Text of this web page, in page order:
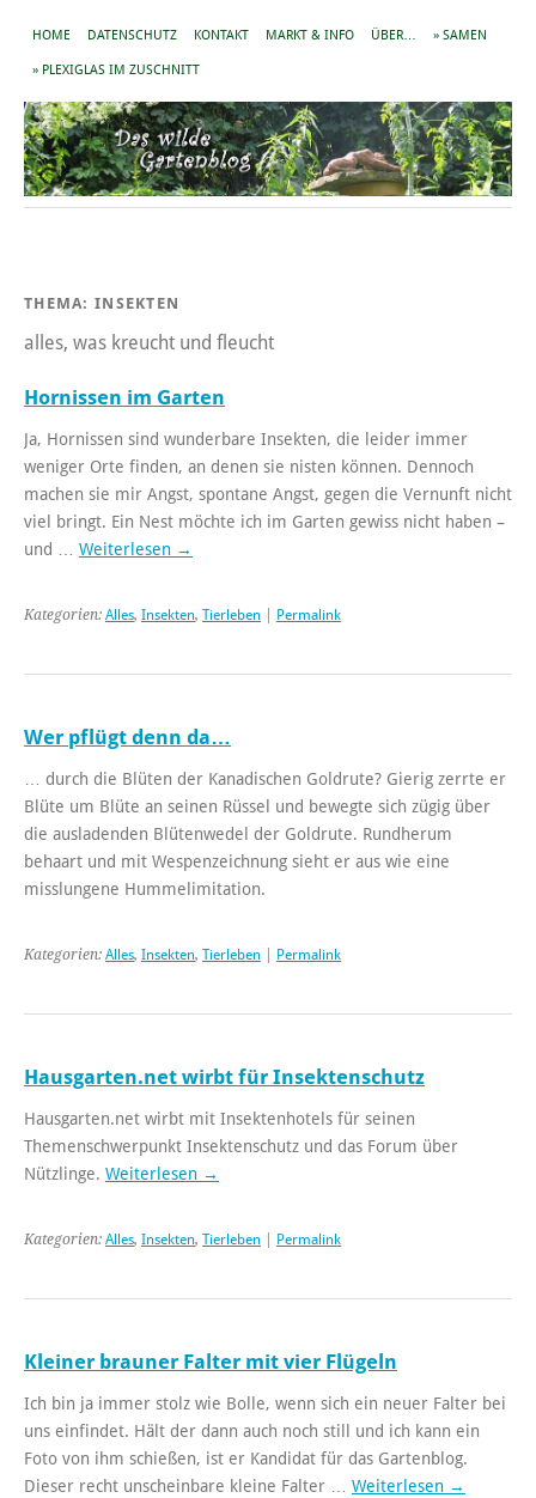
HOME DATENSCHUTZ KONTAKT MARKT & INFO ÜBER… » SAMEN
» PLEXIGLAS IM ZUSCHNITT
THEMA: INSEKTEN
alles, was kreucht und fleucht
Hornissen im Garten
Ja, Hornissen sind wunderbare Insekten, die leider immer
weniger Orte finden, an denen sie nisten können. Dennoch
machen sie mir Angst, spontane Angst, gegen die Vernunft nicht
viel bringt. Ein Nest möchte ich im Garten gewiss nicht haben –
und … Weiterlesen →
Kategorien: Alles, Insekten, Tierleben Permalink
Wer pflügt denn da…
… durch die Blüten der Kanadischen Goldrute? Gierig zerrte er
Blüte um Blüte an seinen Rüssel und bewegte sich zügig über
die ausladenden Blütenwedel der Goldrute. Rundherum
behaart und mit Wespenzeichnung sieht er aus wie eine
misslungene Hummelimitation.
Kategorien: Alles, Insekten, Tierleben Permalink
Hausgarten.net wirbt für Insektenschutz
Hausgarten.net wirbt mit Insektenhotels für seinen
Themenschwerpunkt Insektenschutz und das Forum über
Nützlinge. Weiterlesen →
Kategorien: Alles, Insekten, Tierleben Permalink
Kleiner brauner Falter mit vier Flügeln
Ich bin ja immer stolz wie Bolle, wenn sich ein neuer Falter bei
uns einfindet. Hält der dann auch noch still und ich kann ein
Foto von ihm schießen, ist er Kandidat für das Gartenblog.
Dieser recht unscheinbare kleine Falter … Weiterlesen →